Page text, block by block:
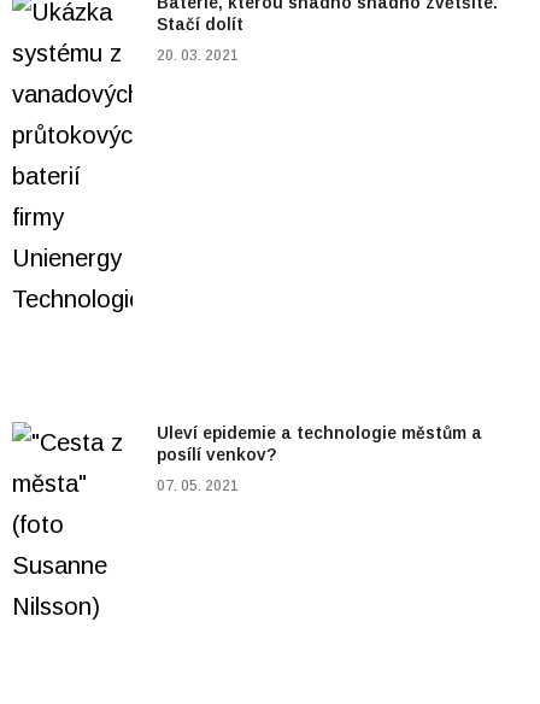
Stačí dolít
20. 03. 2021
Uleví epidemie a technologie městům a
posílí venkov?
07. 05. 2021